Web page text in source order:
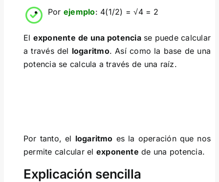
Por ejemplo: 4(1/2) = √4 = 2
El exponente de una potenciase puede calcular
a través del logaritmo. Así como la base de una
potencia se calcula a través de una raíz.
Por tanto, el logaritmo es la operación que nos
permite calcular el exponente de una potencia.
Explicación sencilla